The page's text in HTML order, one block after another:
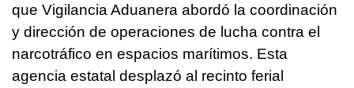
que Vigilancia Aduanera abordó la coordinación
y dirección de operaciones de lucha contra el
narcotráfico en espacios marítimos. Esta
agencia estatal desplazó al recinto ferial